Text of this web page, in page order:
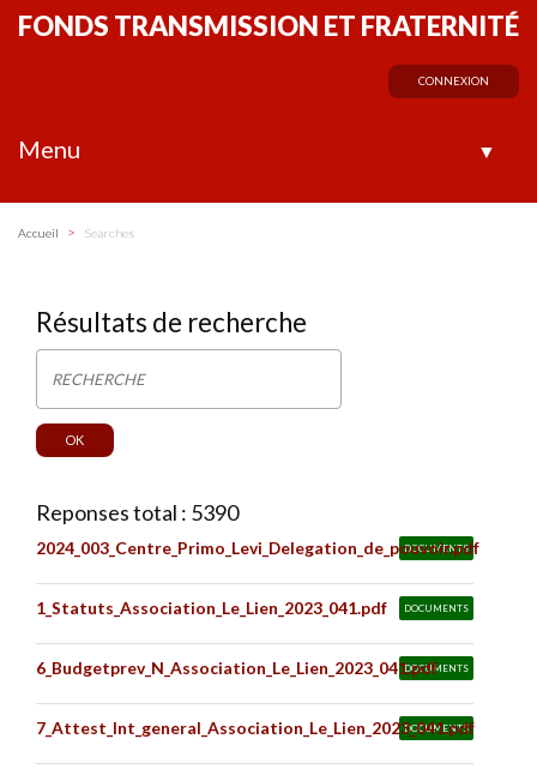
FONDS TRANSMISSION ET FRATERNITÉ
CONNEXION
Menu ▼
Accueil > Searches
Résultats de recherche
Reponses total : 5390
DOCUMENTS
2024_003_Centre_Primo_Levi_Delegation_de_pouvoir.pdf
DOCUMENTS
1_Statuts_Association_Le_Lien_2023_041.pdf
DOCUMENTS
6_Budgetprev_N_Association_Le_Lien_2023_041.pdf
DOCUMENTS
7_Attest_Int_general_Association_Le_Lien_2023_041.pdf